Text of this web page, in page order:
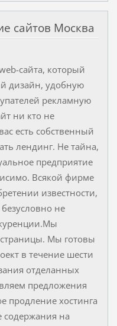
сайтов Москва
сайта, который
дизайн, удобную
рекламную
ни кто не
есть собственный
лендинг. Не тайна,
предприятие
Всякой фирме
известности,
не
Мы готовы
в течение шести
отделанных
предложения
продление хостинга
содержания на